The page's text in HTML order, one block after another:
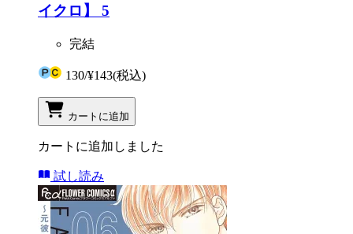
イクロ】 5
完結
130/¥143(税込)
カートに追加
カートに追加しました
試し読み